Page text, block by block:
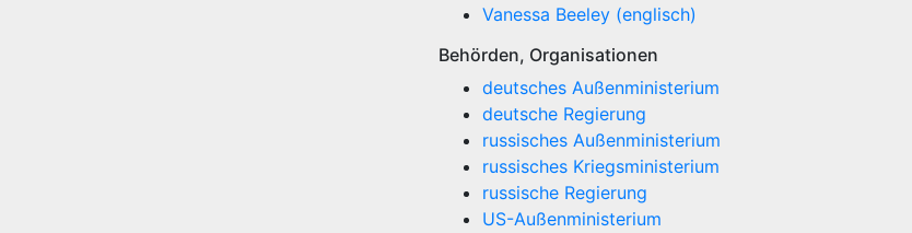
Vanessa Beeley (englisch)
Behörden, Organisationen
deutsches Außenministerium
deutsche Regierung
russisches Außenministerium
russisches Kriegsministerium
russische Regierung
US-Außenministerium